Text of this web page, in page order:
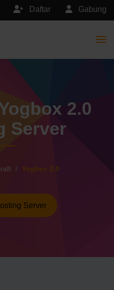
Gabung
Daftar
2.0
Server
Yogbox 2.0
Server